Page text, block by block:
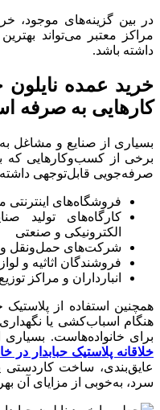
در بین گزینه‌های موجود،
مراکز معتبر می‌تواند
داشته باشد.
خرید عمده
کارهایی به صرفه
بسیاری از صنایع و مشاغل
برخی از کسب‌وکارهایی که با
صرفه‌جویی قابل‌توجهی داشته
فروشگاه‌های
کارگاه‌های تولید
الکترونیکی و صنعتی
شرکت‌های حمل‌ونقل و
فروشندگان اثاثیه و
انبارداران و مراکز
همچنین استفاده از
هنگام اسباب‌کشی یا
برای خانواده‌هاست. بسیاری
خلاقانه پلاستیک حبابدار در
عایق‌بندی، ساخت
سرد، به‌خوبی از مزایای آن